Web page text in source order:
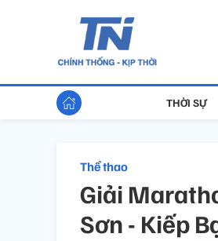
THỜI SỰ
Thể thao
Giải
Sơn - Kiếp